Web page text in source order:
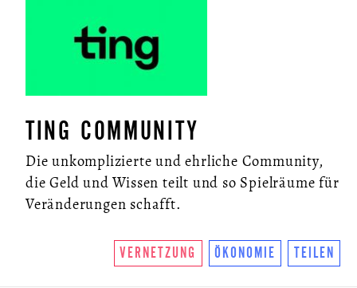
TING COMMUNITY
Die unkomplizierte und ehrliche Community,
die Geld und Wissen teilt und so Spielräume für
Veränderungen schafft.
VERNETZUNG ÖKONOMIE TEILEN